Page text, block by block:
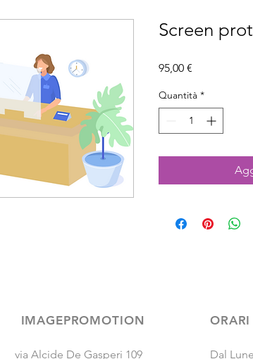
Screen
95,00 €
Quantità *
IMAGEPROMOTION
via Alcide De Gasperi 109
ORARI
Dal